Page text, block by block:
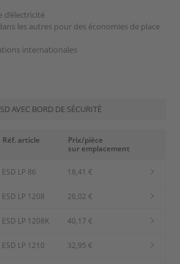
les autres pour des économies de place
internationales
AVEC BORD DE SÉCURITÉ
Réf. article
Prix/pièce
sur emplacement
ESD LP 86 18,41 €
ESD LP 1208 26,02 €
ESD LP 1208K 40,17 €
ESD LP 1210 32,95 €